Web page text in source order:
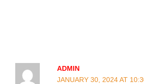
ADMIN
JANUARY 30, 2024 AT